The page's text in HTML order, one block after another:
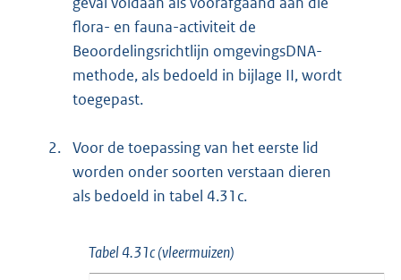
flora- en fauna-activiteit de
Beoordelingsrichtlijn omgevingsDNA-
methode, als bedoeld in bijlage II, wordt
toegepast.
2. Voor de toepassing van het eerste lid
worden onder soorten verstaan dieren
als bedoeld in tabel 4.31c.
Tabel 4.31c (vleermuizen)